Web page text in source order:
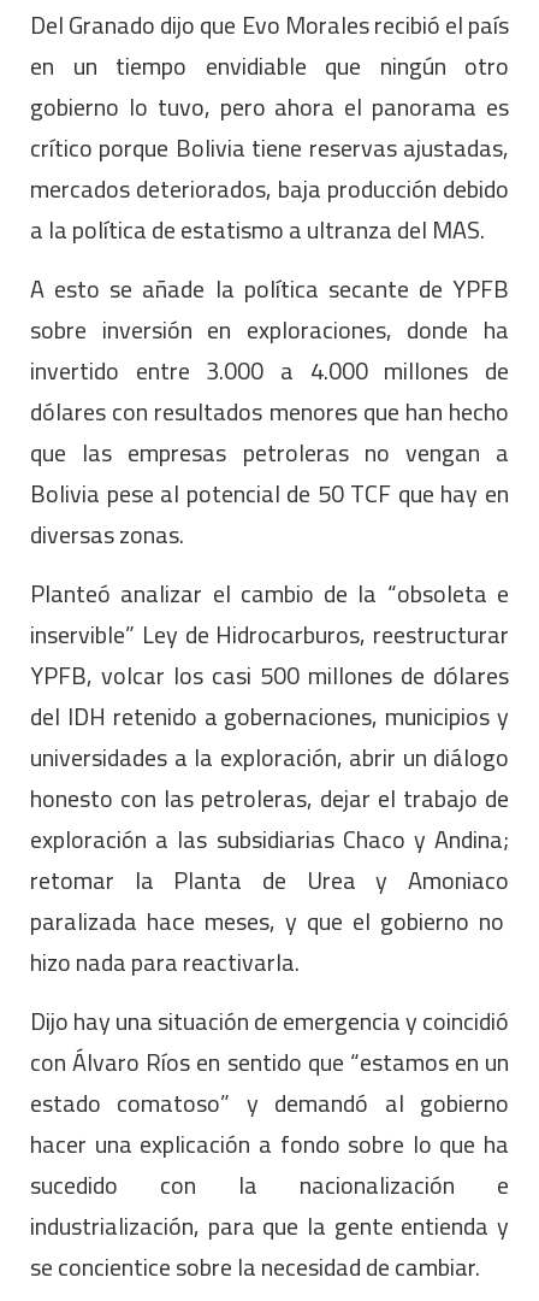
Del Granado dijo que Evo Morales recibió el país
en un tiempo envidiable que ningún otro
gobierno lo tuvo, pero ahora el panorama es
crítico porque Bolivia tiene reservas ajustadas,
mercados deteriorados, baja producción debido
a la política de estatismo a ultranza del MAS.
A esto se añade la política secante de YPFB
sobre inversión en exploraciones, donde ha
invertido entre 3.000 a 4.000 millones de
dólares con resultados menores que han hecho
que las empresas petroleras no vengan a
Bolivia pese al potencial de 50 TCF que hay en
diversas zonas.
Planteó analizar el cambio de la “obsoleta e
inservible” Ley de Hidrocarburos, reestructurar
YPFB, volcar los casi 500 millones de dólares
del IDH retenido a gobernaciones, municipios y
universidades a la exploración, abrir un diálogo
honesto con las petroleras, dejar el trabajo de
exploración a las subsidiarias Chaco y Andina;
retomar la Planta de Urea y Amoniaco
paralizada hace meses, y que el gobierno no
hizo nada para reactivarla.
Dijo hay una situación de emergencia y coincidió
con Álvaro Ríos en sentido que “estamos en un
estado comatoso” y demandó al gobierno
hacer una explicación a fondo sobre lo que ha
sucedido con la nacionalización e
industrialización, para que la gente entienda y
se concientice sobre la necesidad de cambiar.